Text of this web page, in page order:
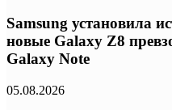
Samsung установила
новые Galaxy Z8
Galaxy Note
05.08.2026